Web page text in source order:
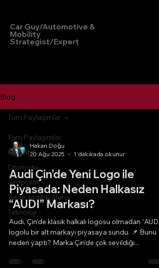
Car Guy/Automotive &
Mobility
Strategist/Expert
Blog
Tüm Paylaşımlar
Mobilite
Otomotiv
Jeopolitik
Yeme-İçme Kültürü
Teknoloji
Tüm Paylaşımlar
Hakan Doğu
20 Ağu 2025
1 dakikada okunur
Audi Çin’de Yeni Logo ile
Piyasada: Neden Halkasız
“AUDI” Markası?
Audi, Çin’de klasik halkalı logosu olmadan “AUDI”
logolu bir alt markayı piyasaya sundu. 📌 Bunu
neden yaptı? Marka Çin’de çok sevildiği...